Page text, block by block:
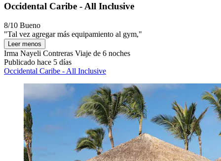
Occidental Caribe - All Inclusive
8/10 Bueno
"Tal vez agregar más equipamiento al gym,"
Leer menos
Irma Nayeli Contreras Viaje de 6 noches
Publicado hace 5 días
Occidental Caribe - All Inclusive